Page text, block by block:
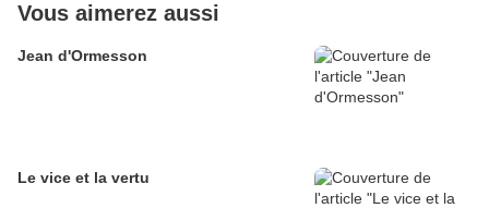
Vous aimerez aussi
Jean d'Ormesson
Le vice et la vertu